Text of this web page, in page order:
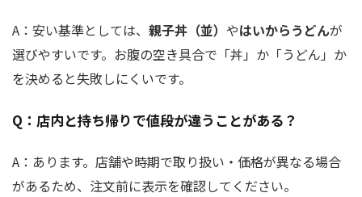
A：安い基準としては、 親子丼（並） やはいからうどんが
選びやすいです。お腹の空き具合で「丼」か「うどん」か
を決めると失敗しにくいです。
Q：店内と持ち帰りで値段が違うことがある？
A：あります。店舗や時期で取り扱い・価格が異なる場合
があるため、注文前に表示を確認してください。